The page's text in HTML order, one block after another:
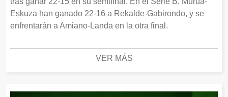
Eskuza han ganado 22-16 a Rekalde-Gabirondo, y se
enfrentarán a Amiano-Landa en la otra final.
VER MÁS